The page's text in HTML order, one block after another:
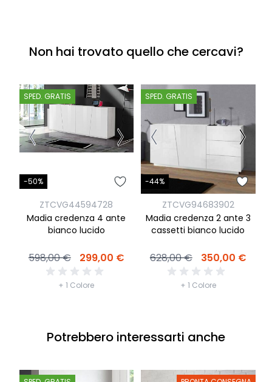
Non hai trovato quello che cercavi?
SPED. GRATIS
-50%
ZTCVG44594728
Madia credenza 4 ante
bianco lucido
598,00 € 299,00 €
+ 1 Colore
SPED. GRATIS
-44%
ZTCVG94683902
Madia credenza 2 ante 3
cassetti bianco lucido
628,00 € 350,00 €
+ 1 Colore
Potrebbero interessarti anche